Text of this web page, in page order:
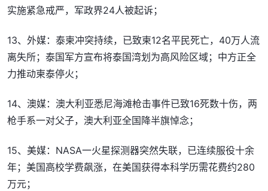
实施紧急戒严，军政界24人被起诉；
13、外媒：泰柬冲突持续，已致柬12名平民死亡，40万人流
离失所；泰国军方宣布将泰国湾划为高风险区域；中方正全
力推动柬泰停火；
14、澳媒：澳大利亚悉尼海滩枪击事件已致16死数十伤，两
枪手系一对父子，澳大利亚全国降半旗悼念；
15、美媒：NASA一火星探测器突然失联，已连续服役十余
年；美国高校学费飙涨，在美国获得本科学历需花费约280
万元；